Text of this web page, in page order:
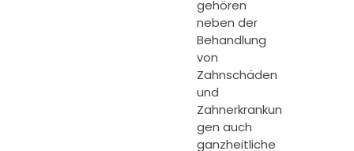
gehören
neben der
Behandlung
von
Zahnschäden
und
Zahnerkrankun
gen auch
ganzheitliche